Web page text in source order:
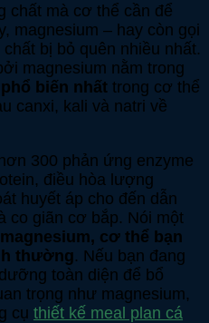
chất mà cơ thể cần để
magnesium – hay còn gọi
bị bỏ quên nhiều nhất.
magnesium nằm trong
phổ biến nhất trong cơ thể
canxi, kali và natri về
300 phản ứng enzyme
điều hòa lượng
huyết áp cho đến dẫn
co giãn cơ bắp. Nói một
cơ thể bạn
thường. Nếu bạn đang
toàn diện để bổ
trọng như magnesium,
cụ thiết kế meal plan cá